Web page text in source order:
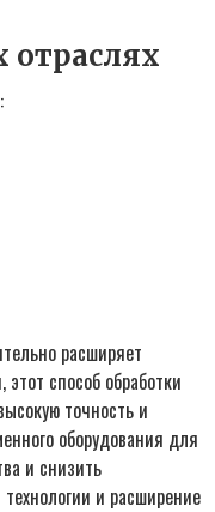
отраслях
расширяет
способ обработки
точность и
оборудования для
и снизить
и расширение